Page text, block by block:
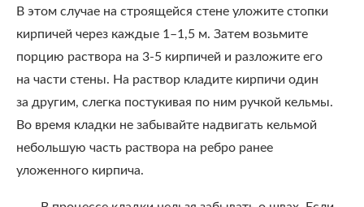
В этом случае на строящейся стене уложите стопки
кирпичей через каждые 1–1,5 м. Затем возьмите
порцию раствора на 3-5 кирпичей и разложите его
на части стены. На раствор кладите кирпичи один
за другим, слегка постукивая по ним ручкой кельмы.
Во время кладки не забывайте надвигать кельмой
небольшую часть раствора на ребро ранее
уложенного кирпича.